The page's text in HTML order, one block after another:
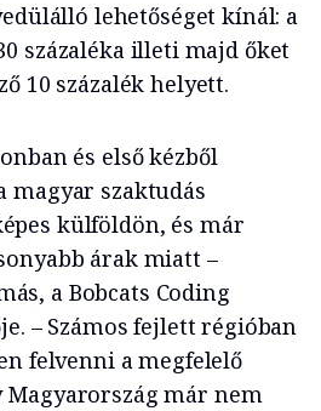
lehetőséget kínál: a
százaléka illeti majd őket
10 százalék helyett.
és első kézből
magyar szaktudás
külföldön, és már
árak miatt –
a Bobcats Coding
– Számos fejlett régióban
felvenni a megfelelő
Magyarország már nem